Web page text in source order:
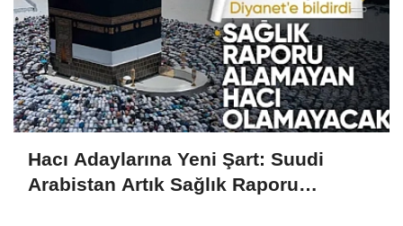
Hacı Adaylarına Yeni Şart: Suudi
Arabistan Artık Sağlık Raporu